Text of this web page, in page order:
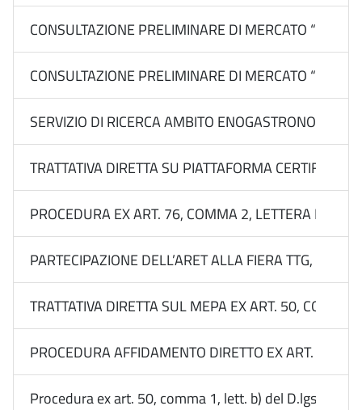
CONSULTAZIONE PRELIMINARE DI MERCATO
CONSULTAZIONE PRELIMINARE DI MERCATO
SERVIZIO DI RICERCA AMBITO ENOGASTRONOMIA E
TRATTATIVA DIRETTA SU PIATTAFORMA
PROCEDURA EX ART. 76, COMMA 2, LETTERA B)
PARTECIPAZIONE DELL’ARET ALLA FIERA TTG,
TRATTATIVA DIRETTA SUL MEPA EX ART. 50,
PROCEDURA AFFIDAMENTO DIRETTO EX ART. 50,
Procedura ex art. 50, comma 1, lett. b) del D.lgs. n.